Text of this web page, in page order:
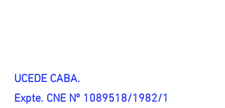
UCEDE CABA.
Expte. CNE Nº 1089518/1982/1